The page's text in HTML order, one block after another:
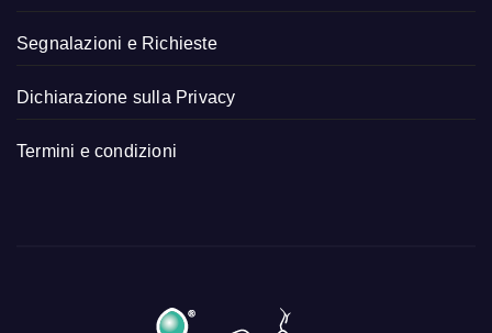
Segnalazioni e Richieste
Dichiarazione sulla Privacy
Termini e condizioni